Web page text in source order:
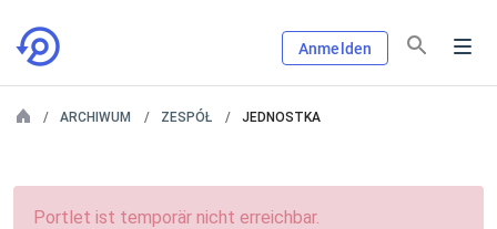
Anmelden
ARCHIWUM ZESPÓŁ JEDNOSTKA
Portlet ist temporär nicht erreichbar.